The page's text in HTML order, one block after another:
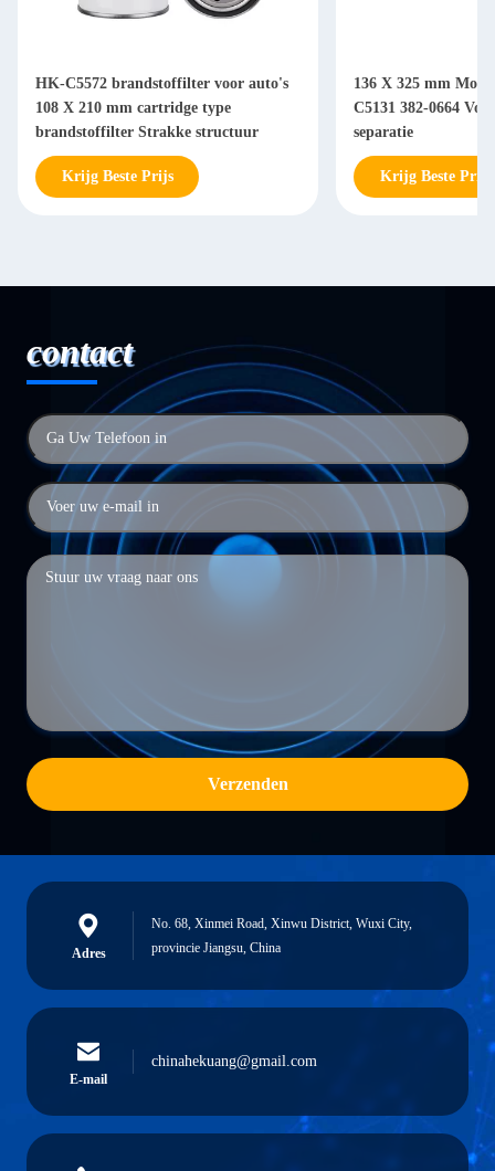
HK-C5572 brandstoffilter voor auto's
108 X 210 mm cartridge type
brandstoffilter Strakke structuur
Krijg Beste Prijs
136 X 325 mm
C5131 382-0664
separatie
Krijg Beste Prijs
contact
Verzenden
Adres
No. 68, Xinmei Road, Xinwu District, Wuxi City,
provincie Jiangsu, China
E-mail
chinahekuang@gmail.com